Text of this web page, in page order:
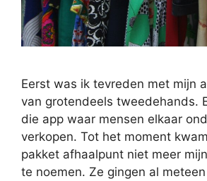
Eerst was ik tevreden met mijn
van grotendeels tweedehands.
die app waar mensen elkaar
verkopen. Tot het moment
pakket afhaalpunt niet meer
te noemen. Ze gingen al